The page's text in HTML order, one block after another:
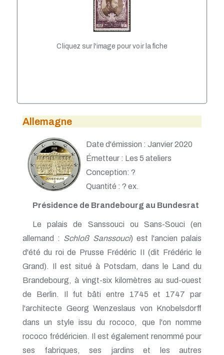
Cliquez sur l'image pour voir la fiche
Allemagne
Date d'émission : Janvier 2020
Émetteur : Les 5 ateliers
Conception: ?
Quantité : ? ex.
Présidence de Brandebourg au Bundesrat
Le palais de Sanssouci ou Sans-Souci (en
allemand : Schloß Sanssouci) est l'ancien palais
d'été du roi de Prusse Frédéric II (dit Frédéric le
Grand). Il est situé à Potsdam, dans le Land du
Brandebourg, à vingt-six kilomètres au sud-ouest
de Berlin. Il fut bâti entre 1745 et 1747 par
l'architecte Georg Wenzeslaus von Knobelsdorff
dans un style issu du rococo, que l'on nomme
rococo frédéricien. Il est également renommé pour
ses fabriques, ses jardins et les autres